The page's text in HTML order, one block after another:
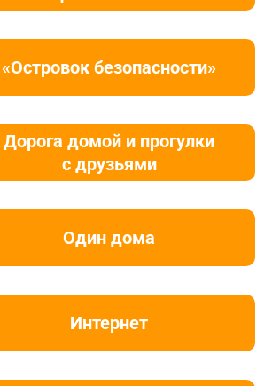
«Островок безопасности»
Дорога домой и прогулки
с друзьями
Один дома
Интернет